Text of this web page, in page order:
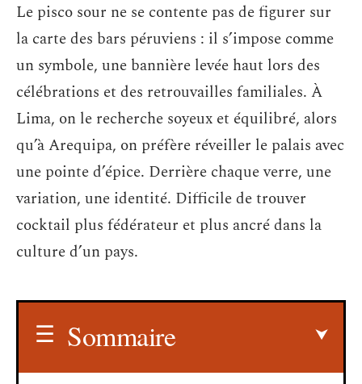
Le pisco sour ne se contente pas de figurer sur
la carte des bars péruviens : il s’impose comme
un symbole, une bannière levée haut lors des
célébrations et des retrouvailles familiales. À
Lima, on le recherche soyeux et équilibré, alors
qu’à Arequipa, on préfère réveiller le palais avec
une pointe d’épice. Derrière chaque verre, une
variation, une identité. Difficile de trouver
cocktail plus fédérateur et plus ancré dans la
culture d’un pays.
Sommaire